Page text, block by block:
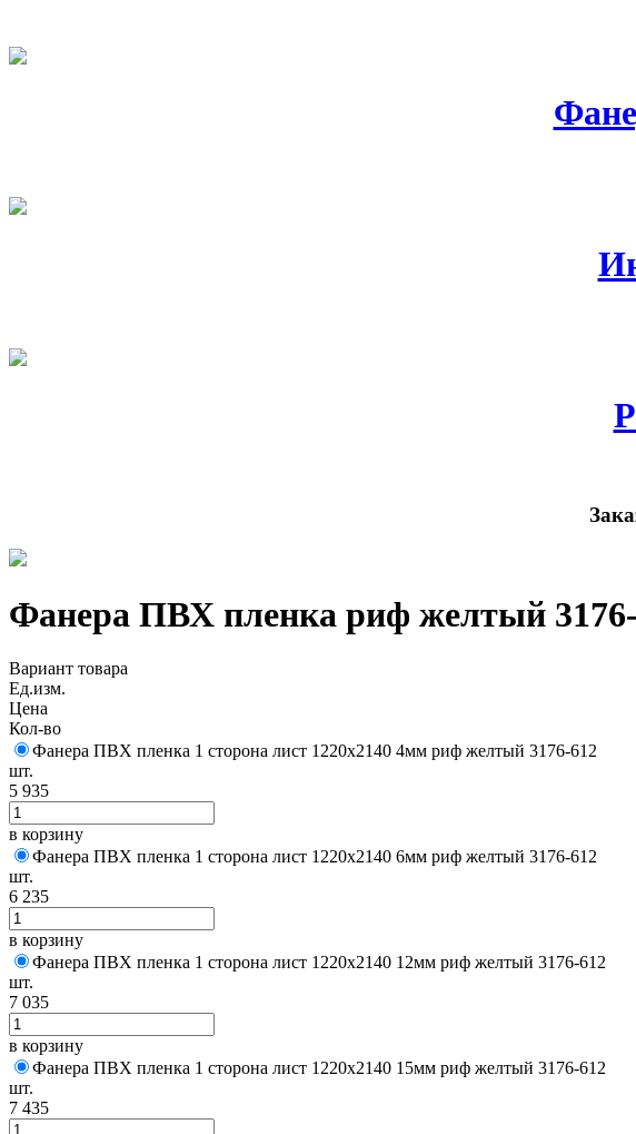
Фанера ПВХ пленка риф желтый
Вариант товара
Ед.изм.
Цена
Кол-во
Фанера ПВХ пленка 1 сторона лист 1220х2140 4мм риф желтый 3176-612
шт.
5 935
в корзину
Фанера ПВХ пленка 1 сторона лист 1220х2140 6мм риф желтый 3176-612
шт.
6 235
в корзину
Фанера ПВХ пленка 1 сторона лист 1220х2140 12мм риф желтый 3176-612
шт.
7 035
в корзину
Фанера ПВХ пленка 1 сторона лист 1220х2140 15мм риф желтый 3176-612
шт.
7 435